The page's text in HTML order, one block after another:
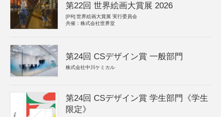
第22回 世界絵画大賞展 2026
[PR] 世界絵画大賞展 実行委員会
共催：株式会社世界堂
第24回 CSデザイン賞 一般部門
株式会社中川ケミカル
第24回 CSデザイン賞 学生部門《学生
限定》